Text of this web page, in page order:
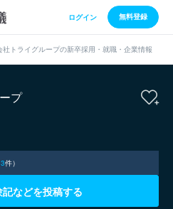
ログイン 無料登録
社トライグループの新卒採用・就職・企業情報
プ
3件）
記などを投稿する